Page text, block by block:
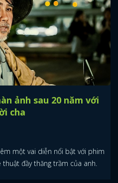
ảnh sau 20 năm với
cha
một vai diễn nổi bật với phim
đầy thăng trầm của anh.